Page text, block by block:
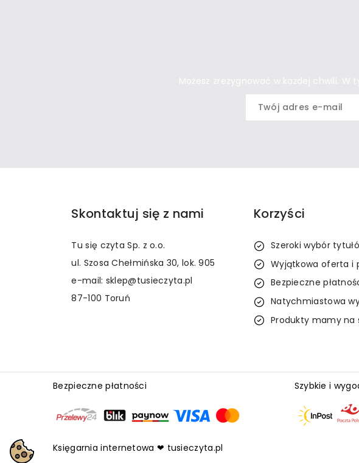
Skontaktuj się z nami
Tu się czyta Sp. z o.o.
ul. Szosa Chełmińska 30, lok. 905
e-mail: sklep@tusieczyta.pl
87-100 Toruń
Korzyści
Szeroki wybór
Wyjątkowa oferta i
Bezpieczne
Natychmiastowa
Produkty mamy na
Bezpieczne płatności Szybkie i
Księgarnia internetowa ❤ tusieczyta.pl